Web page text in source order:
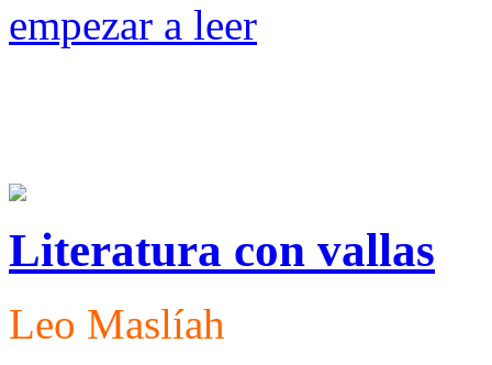
empezar a leer
Literatura con vallas
Leo Maslíah